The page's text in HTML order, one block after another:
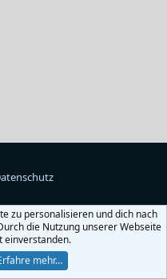
zu personalisieren und dich nach
die Nutzung unserer Webseite
einverstanden.
mehr…